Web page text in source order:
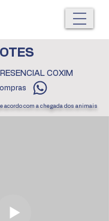
COXIM
acordo com a chegada dos animais